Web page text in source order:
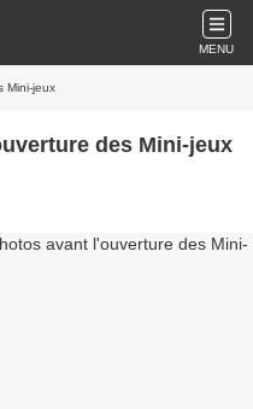
MENU
Mini-jeux
des Mini-jeux